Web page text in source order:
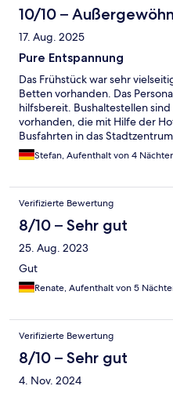
10/10 –
17. Aug. 2025
Pure Entspannung
Das Frühstück war sehr
Betten vorhanden. Das
hilfsbereit. Bushaltestellen
vorhanden, die mit Hilfe der
Busfahrten in das
konnten.
Stefan, Aufenthalt von 4
Verifizierte Bewertung
8/10 – Sehr gut
25. Aug. 2023
Gut
Renate, Aufenthalt von 5
Verifizierte Bewertung
8/10 – Sehr gut
4. Nov. 2024